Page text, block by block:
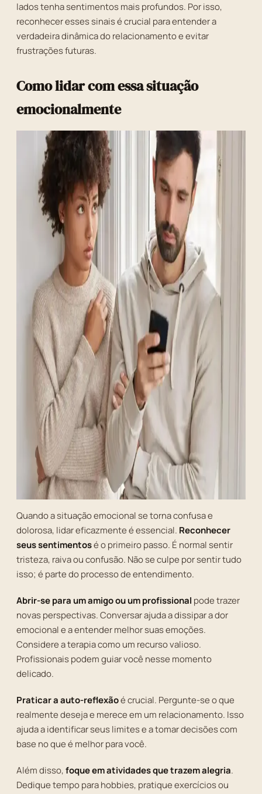
lados tenha sentimentos mais profundos. Por isso,
reconhecer esses sinais é crucial para entender a
verdadeira dinâmica do relacionamento e evitar
frustrações futuras.
Como lidar com essa situação
emocionalmente
Quando a situação emocional se torna confusa e
dolorosa, lidar eficazmente é essencial. Reconhecer
seus sentimentosé o primeiro passo. É normal sentir
tristeza, raiva ou confusão. Não se culpe por sentir tudo
isso; é parte do processo de entendimento.
Abrir-se para um amigo ou um profissional pode trazer
novas perspectivas. Conversar ajuda a dissipar a dor
emocional e a entender melhor suas emoções.
Considere a terapia como um recurso valioso.
Profissionais podem guiar você nesse momento
delicado.
Praticar a auto-reflexãoé crucial. Pergunte-se o que
realmente deseja e merece em um relacionamento. Isso
ajuda a identificar seus limites e a tomar decisões com
base no que é melhor para você.
Além disso,foque em atividades que trazem alegria.
Dedique tempo para hobbies, pratique exercícios ou